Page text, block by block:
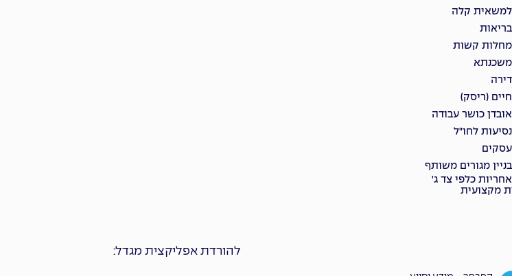
למשאית קלה
מחלות קשות
משכנתא
(ריסק)
כושר עבודה
לחו"ל
מגורים משותף
כלפי צד ג'
מקצועית
להורדת אפליקצית מגדל: